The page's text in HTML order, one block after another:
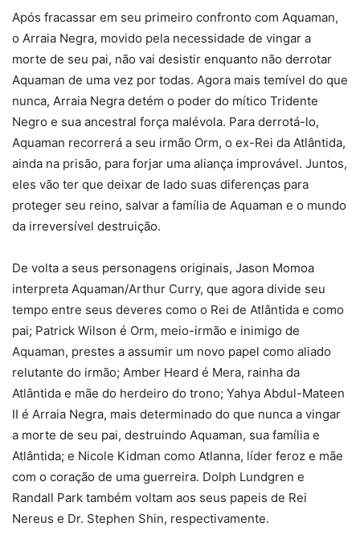
Após fracassar em seu primeiro confronto com Aquaman,
o Arraia Negra, movido pela necessidade de vingar a
morte de seu pai, não vai desistir enquanto não derrotar
Aquaman de uma vez por todas. Agora mais temível do que
nunca, Arraia Negra detém o poder do mítico Tridente
Negro e sua ancestral força malévola. Para derrotá-lo,
Aquaman recorrerá a seu irmão Orm, o ex-Rei da Atlântida,
ainda na prisão, para forjar uma aliança improvável. Juntos,
eles vão ter que deixar de lado suas diferenças para
proteger seu reino, salvar a família de Aquaman e o mundo
da irreversível destruição.
De volta a seus personagens originais, Jason Momoa
interpreta Aquaman/Arthur Curry, que agora divide seu
tempo entre seus deveres como o Rei de Atlântida e como
pai; Patrick Wilson é Orm, meio-irmão e inimigo de
Aquaman, prestes a assumir um novo papel como aliado
relutante do irmão; Amber Heard é Mera, rainha da
Atlântida e mãe do herdeiro do trono; Yahya Abdul-Mateen
II é Arraia Negra, mais determinado do que nunca a vingar
a morte de seu pai, destruindo Aquaman, sua família e
Atlântida; e Nicole Kidman como Atlanna, líder feroz e mãe
com o coração de uma guerreira. Dolph Lundgren e
Randall Park também voltam aos seus papeis de Rei
Nereus e Dr. Stephen Shin, respectivamente.